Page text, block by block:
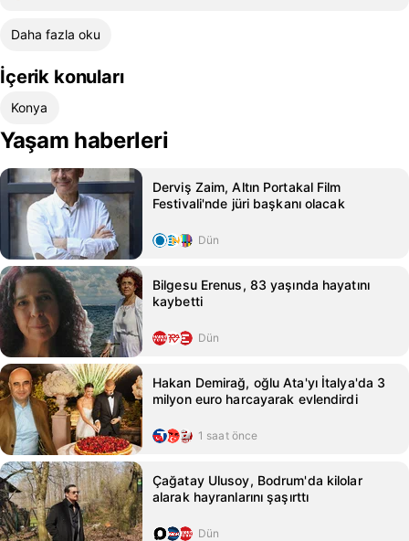
Daha fazla oku
İçerik konuları
Konya
Yaşam haberleri
Derviş Zaim, Altın Portakal Film
Festivali'nde jüri başkanı olacak
Dün
Bilgesu Erenus, 83 yaşında hayatını
kaybetti
Dün
Hakan Demirağ, oğlu Ata'yı İtalya'da 3
milyon euro harcayarak evlendirdi
1 saat önce
Çağatay Ulusoy, Bodrum'da kilolar
alarak hayranlarını şaşırttı
Dün